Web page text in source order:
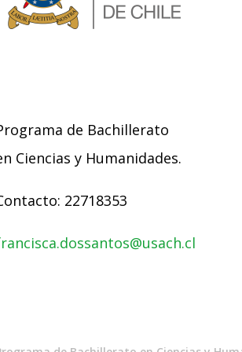
de Bachillerato
Ciencias y Humanidades.
22718353